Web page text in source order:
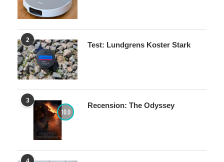
2
Test: Lundgrens Koster Stark
3
10.0
Recension: The Odyssey